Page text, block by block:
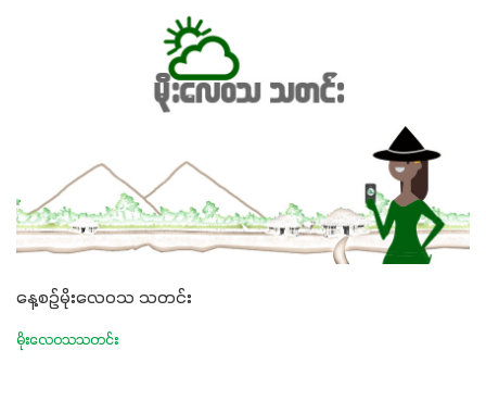
နေ့စဉ်မိုးလေဝသ သတင်း
မိုးလေဝသသတင်း